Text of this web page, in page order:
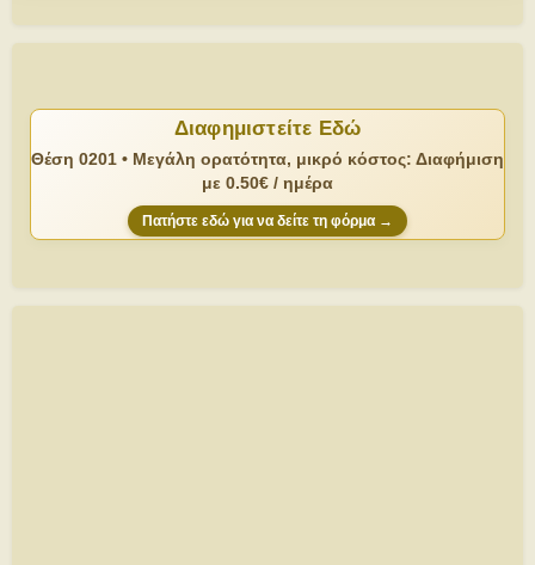
Διαφημιστείτε Εδώ
Θέση 0201 • Μεγάλη ορατότητα, μικρό κόστος: Διαφήμιση
με 0.50€ / ημέρα
Πατήστε εδώ για να δείτε τη φόρμα →